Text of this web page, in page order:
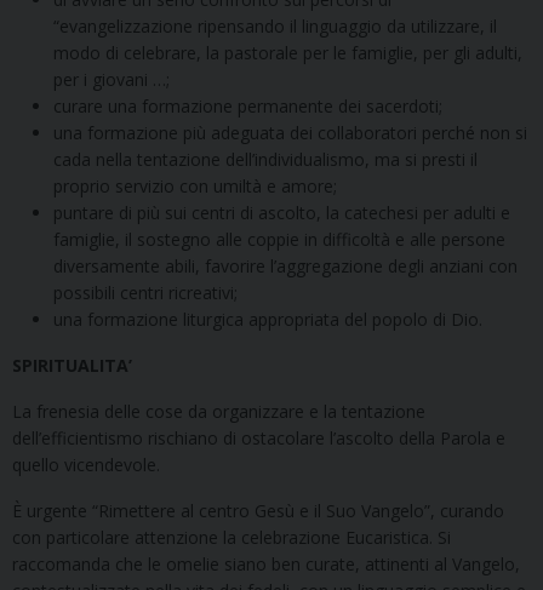
“evangelizzazione ripensando il linguaggio da utilizzare, il
modo di celebrare, la pastorale per le famiglie, per gli adulti,
per i giovani …;
curare una formazione permanente dei sacerdoti;
una formazione più adeguata dei collaboratori perché non si
cada nella tentazione dell’individualismo, ma si presti il
proprio servizio con umiltà e amore;
puntare di più sui centri di ascolto, la catechesi per adulti e
famiglie, il sostegno alle coppie in difficoltà e alle persone
diversamente abili, favorire l’aggregazione degli anziani con
possibili centri ricreativi;
una formazione liturgica appropriata del popolo di Dio.
SPIRITUALITA’
La frenesia delle cose da organizzare e la tentazione
dell’efficientismo rischiano di ostacolare l’ascolto della Parola e
quello vicendevole.
È urgente “Rimettere al centro Gesù e il Suo Vangelo”, curando
con particolare attenzione la celebrazione Eucaristica. Si
raccomanda che le omelie siano ben curate, attinenti al Vangelo,